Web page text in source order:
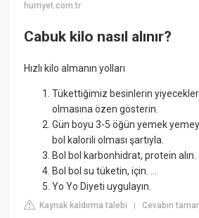
hurriyet.com.tr
Cabuk kilo nasıl alınır?
Hızlı kilo almanın yolları
Tükettiğimiz besinlerin
olmasına özen gösterin.
Gün boyu 3-5 öğün yemek
bol kalorili olması şartıyla.
Bol bol karbonhidrat, protein alın.
Bol bol su tüketin, için. ...
Yo Yo Diyeti uygulayın.
Kaynak kaldırma talebi |Cevabın